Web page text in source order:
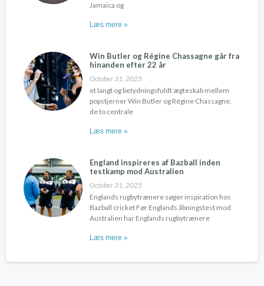
Jamaica og
Læs mere »
Win Butler og Régine Chassagne går fra
hinanden efter 22 år
October 31, 2025
et langt og betydningsfuldt ægteskab mellem
popstjerner Win Butler og Régine Chassagne,
de to centrale
Læs mere »
England inspireres af Bazball inden
testkamp mod Australien
October 31, 2025
Englands rugbytrænere søger inspiration hos
Bazball cricket Før Englands åbningstest mod
Australien har Englands rugbytrænere
Læs mere »